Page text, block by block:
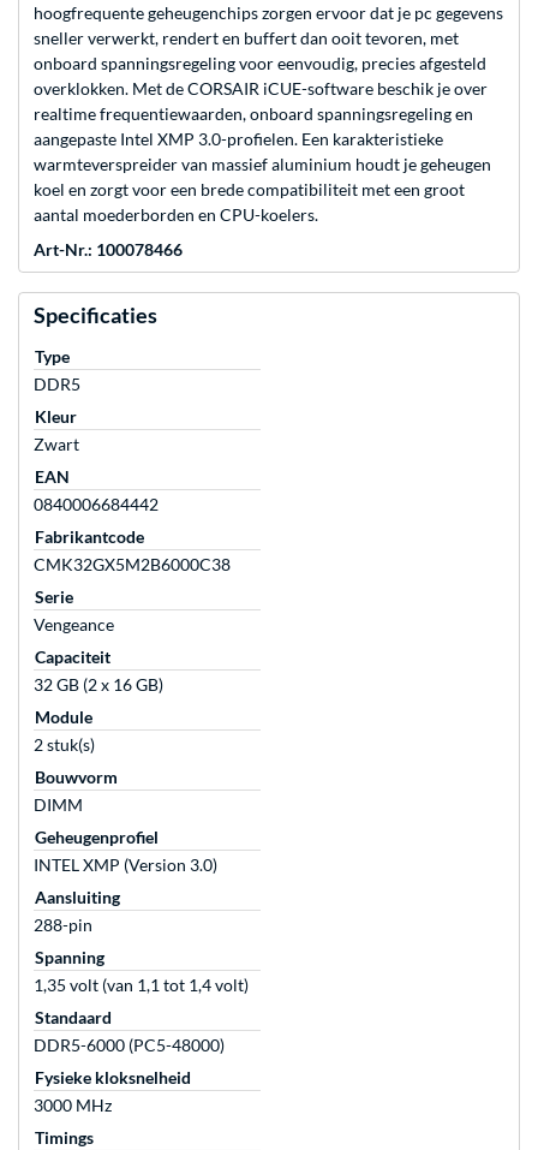
hoogfrequente geheugenchips zorgen ervoor dat je pc gegevens
sneller verwerkt, rendert en buffert dan ooit tevoren, met
onboard spanningsregeling voor eenvoudig, precies afgesteld
overklokken. Met de CORSAIR iCUE-software beschik je over
realtime frequentiewaarden, onboard spanningsregeling en
aangepaste Intel XMP 3.0-profielen. Een karakteristieke
warmteverspreider van massief aluminium houdt je geheugen
koel en zorgt voor een brede compatibiliteit met een groot
aantal moederborden en CPU-koelers.
Art-Nr.: 100078466
Specificaties
Type
DDR5
Kleur
Zwart
EAN
0840006684442
Fabrikantcode
CMK32GX5M2B6000C38
Serie
Vengeance
Capaciteit
32 GB (2 x 16 GB)
Module
2 stuk(s)
Bouwvorm
DIMM
Geheugenprofiel
INTEL XMP (Version 3.0)
Aansluiting
288-pin
Spanning
1,35 volt (van 1,1 tot 1,4 volt)
Standaard
DDR5-6000 (PC5-48000)
Fysieke kloksnelheid
3000 MHz
Timings